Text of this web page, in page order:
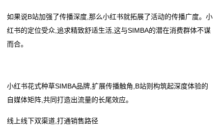
如果说B站加强了传播深度,那么小红书就拓展了活动的传播广度。小
红书的定位受众,追求精致舒适生活,这与SIMBA的潜在消费群体不谋
而合。
小红书花式种草SIMBA品牌,扩展传播触角,B站则构筑起深度体验的
自媒体矩阵,共同打造出流量的长尾效应。
线上线下双渠道,打通销售路径